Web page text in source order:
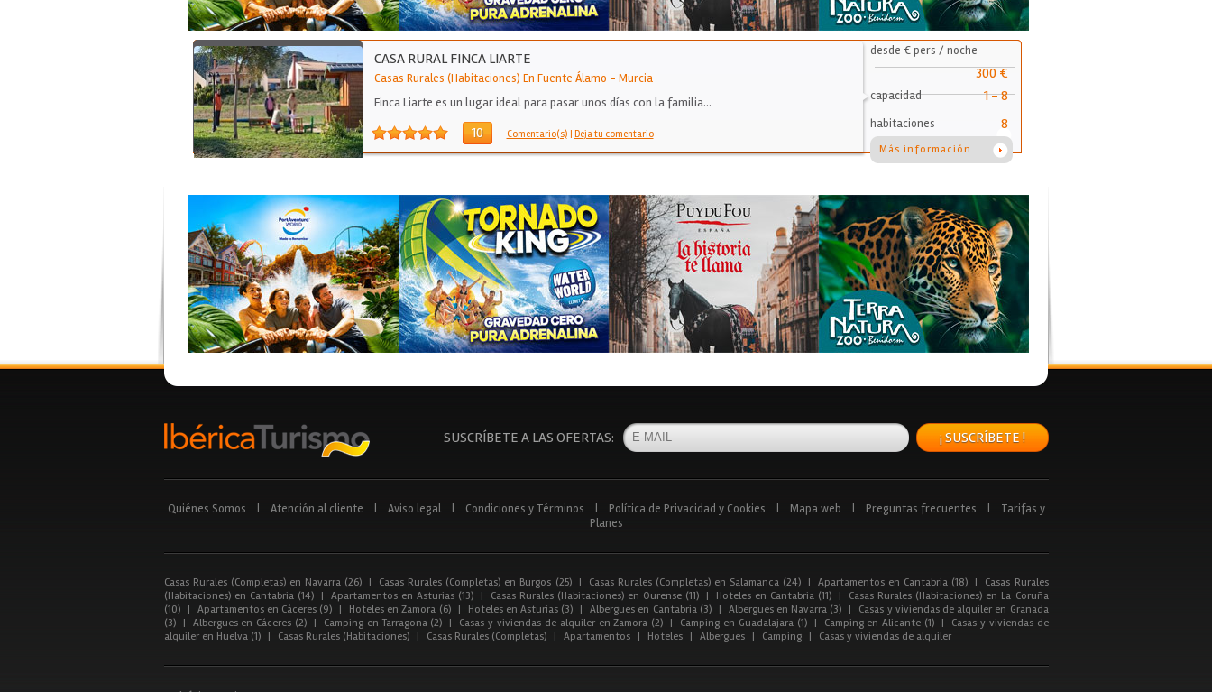
CASA RURAL FINCA LIARTE
Casas Rurales (Habitaciones) En Fuente Álamo - Murcia
Finca Liarte es un lugar ideal para pasar unos días con la familia…
10 Comentario(s) | Deja tu comentario
desde € pers / noche
300 €
capacidad 1 - 8
habitaciones 8
Más información
SUSCRÍBETE A LAS OFERTAS: ¡ SUSCRÍBETE !
Quiénes Somos Atención al cliente Aviso legal Condiciones y Términos Política de Privacidad y Cookies Mapa web Preguntas frecuentes
Tarifas y
Planes
Casas Rurales (Completas) en Navarra (26) | Casas Rurales (Completas) en Burgos (25) | Casas Rurales (Completas) en Salamanca (24) | Apartamentos en Cantabria (18) |
Casas Rurales
(Habitaciones) en Cantabria (14)
| Apartamentos en Asturias (13) | Casas Rurales (Habitaciones) en Ourense (11) | Hoteles en Cantabria (11) |
Casas Rurales (Habitaciones) en La Coruña
(10)
| Apartamentos en Cáceres (9) | Hoteles en Zamora (6) | Hoteles en Asturias (3) | Albergues en Cantabria (3) | Albergues en Navarra (3) |
Casas y viviendas de alquiler en Granada
(3)
| Albergues en Cáceres (2) | Camping en Tarragona (2) | Casas y viviendas de alquiler en Zamora (2) | Camping en Guadalajara (1) | Camping en Alicante (1) |
Casas y viviendas de
alquiler en Huelva (1)
| Casas Rurales (Habitaciones) | Casas Rurales (Completas) | Apartamentos | Hoteles | Albergues | Camping | Casas y viviendas de alquiler